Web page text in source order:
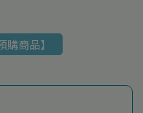
商品】